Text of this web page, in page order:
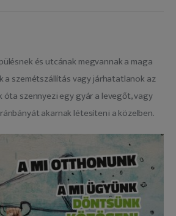
és utcának megvannak a maga
a szemétszállítás vagy járhatatlanok az
óta szennyezi egy gyár a levegőt, vagy
akarnak létesíteni a közelben.